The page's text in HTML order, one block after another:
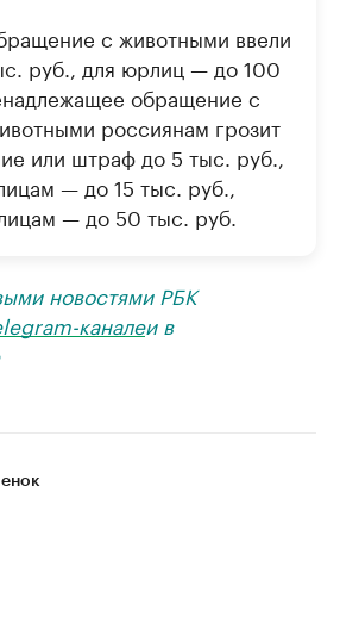
с животными ввели
руб., для юрлиц — до 100
обращение с
россиянам грозит
или штраф до 5 тыс. руб.,
— до 15 тыс. руб.,
— до 50 тыс. руб.
новостями РБК
каналеи в